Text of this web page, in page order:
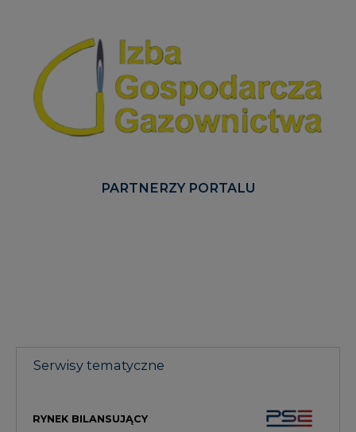
PARTNERZY PORTALU
Serwisy tematyczne
RYNEK BILANSUJĄCY